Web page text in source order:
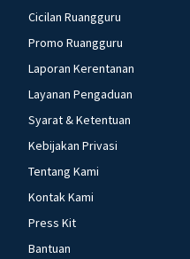
Cicilan Ruangguru
Promo Ruangguru
Laporan Kerentanan
Layanan Pengaduan
Syarat & Ketentuan
Kebijakan Privasi
Tentang Kami
Kontak Kami
Press Kit
Bantuan